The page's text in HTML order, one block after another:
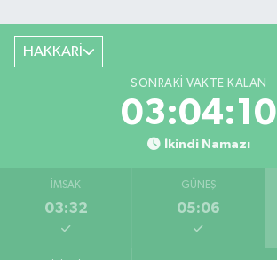
HAKKARİ
SONRAKI VAKTE KALAN
03:04:10
İkindi Namazı
İMSAK
03:32
GÜNEŞ
05:06